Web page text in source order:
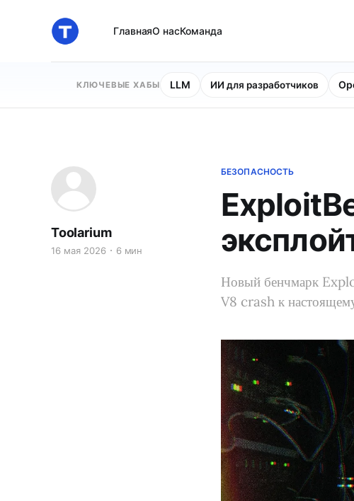
ГлавнаяО насКоманда
КЛЮЧЕВЫЕ ХАБЫ LLM ИИ для разработчиков
БЕЗОПАСНОСТЬ
Новый бенчмарк
V8 crash к
Toolarium
16 мая 2026 6 мин